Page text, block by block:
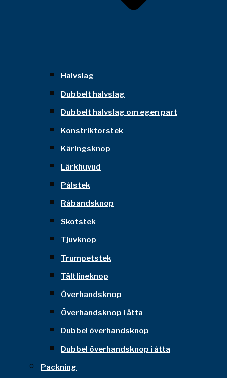
Halvslag
Dubbelt halvslag
Dubbelt halvslag om egen part
Konstriktorstek
Käringsknop
Lärkhuvud
Pålstek
Råbandsknop
Skotstek
Tjuvknop
Trumpetstek
Tältlineknop
Överhandsknop
Överhandsknop i åtta
Dubbel överhandsknop
Dubbel överhandsknop i åtta
Packning